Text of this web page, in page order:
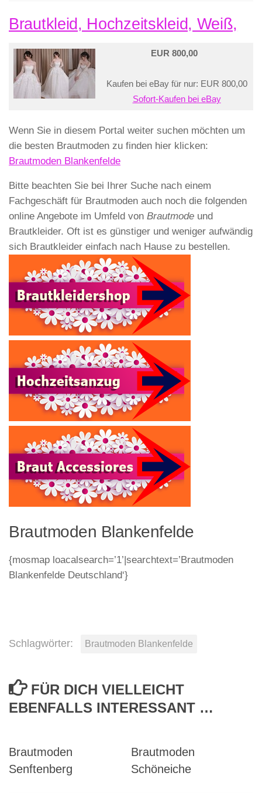
Brautkleid, Hochzeitskleid, Weiß,
EUR 800,00
Kaufen bei eBay für nur: EUR 800,00
Sofort-Kaufen bei eBay
Wenn Sie in diesem Portal weiter suchen möchten um
die besten Brautmoden zu finden hier klicken:
Brautmoden Blankenfelde
Bitte beachten Sie bei Ihrer Suche nach einem
Fachgeschäft für Brautmoden auch noch die folgenden
online Angebote im Umfeld von Brautmode und
Brautkleider. Oft ist es günstiger und weniger aufwändig
sich Brautkleider einfach nach Hause zu bestellen.
Brautmoden Blankenfelde
{mosmap loacalsearch=’1’|searchtext=’Brautmoden
Blankenfelde Deutschland‘}
Schlagwörter: Brautmoden Blankenfelde
FÜR DICH VIELLEICHT
EBENFALLS INTERESSANT …
Brautmoden
Senftenberg
Brautmoden
Schöneiche